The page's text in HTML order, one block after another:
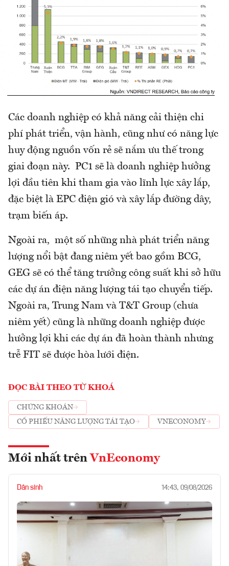
Các doanh nghiệp có khả năng cải thiện chi
phí phát triển, vận hành, cũng như có năng lực
huy động nguồn vốn rẻ sẽ nắm ưu thế trong
giai đoạn này. PC1 sẽ là doanh nghiệp hưởng
lợi đầu tiên khi tham gia vào lĩnh lực xây lắp,
đặc biệt là EPC điện gió và xây lắp đường dây,
trạm biến áp.
Ngoài ra, một số những nhà phát triển năng
lượng nổi bật đang niêm yết bao gồm BCG,
GEG sẽ có thể tăng trưởng công suất khi sở hữu
các dự án điện năng lượng tái tạo chuyển tiếp.
Ngoài ra, Trung Nam và T&T Group (chưa
niêm yết) cũng là những doanh nghiệp được
hưởng lợi khi các dự án đã hoàn thành nhưng
trễ FIT sẽ được hòa lưới điện.
ĐỌC BÀI THEO TỪ KHOÁ
CHỨNG KHOÁN
CỔ PHIẾU NĂNG LƯỢNG TÁI TẠO
VNECONOMY
Mới nhất trên VnEconomy
Dân sinh 14:43, 09/08/2026